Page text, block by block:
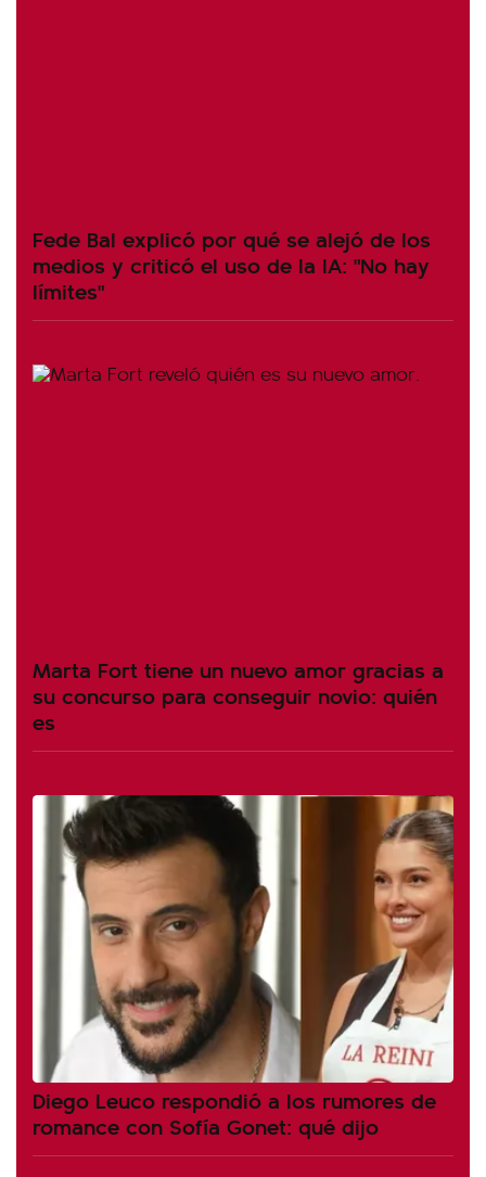
Fede Bal explicó por qué se alejó de los
medios y criticó el uso de la IA: "No hay
límites"
Marta Fort tiene un nuevo amor gracias a
su concurso para conseguir novio: quién
es
Diego Leuco respondió a los rumores de
romance con Sofía Gonet: qué dijo